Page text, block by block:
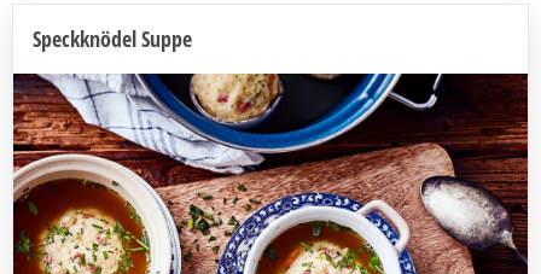
Speckknödel Suppe